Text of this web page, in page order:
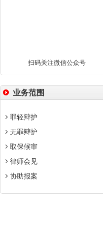
扫码关注微信公众号
业务范围
罪轻辩护
无罪辩护
取保候审
律师会见
协助报案